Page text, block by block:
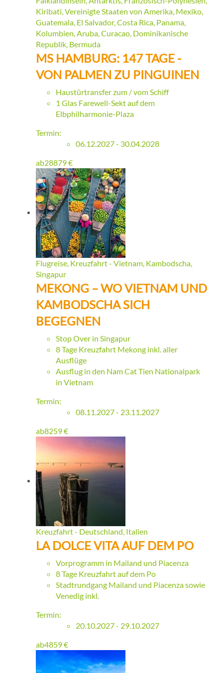
Kiribati, Vereinigte Staaten von Amerika, Mexiko,
Guatemala, El Salvador, Costa Rica, Panama,
Kolumbien, Aruba, Curacao, Dominikanische
Republik, Bermuda
MS HAMBURG: 147 TAGE -
VON PALMEN ZU PINGUINEN
Haustürtransfer zum / vom Schiff
1 Glas Farewell-Sekt auf dem
Elbphilharmonie-Plaza
Termin:
06.12.2027 - 30.04.2028
ab28879€
Flugreise, Kreuzfahrt - Vietnam, Kambodscha,
Singapur
MEKONG – WO VIETNAM UND
KAMBODSCHA SICH
BEGEGNEN
Stop Over in Singapur
8 Tage Kreuzfahrt Mekong inkl. aller
Ausflüge
Ausflug in den Nam Cat Tien Nationalpark
in Vietnam
Termin:
08.11.2027 - 23.11.2027
ab8259€
Kreuzfahrt - Deutschland, Italien
LA DOLCE VITA AUF DEM PO
Vorprogramm in Mailand und Piacenza
8 Tage Kreuzfahrt auf dem Po
Stadtrundgang Mailand und Piacenza sowie
Venedig inkl.
Termin:
20.10.2027 - 29.10.2027
ab4859€